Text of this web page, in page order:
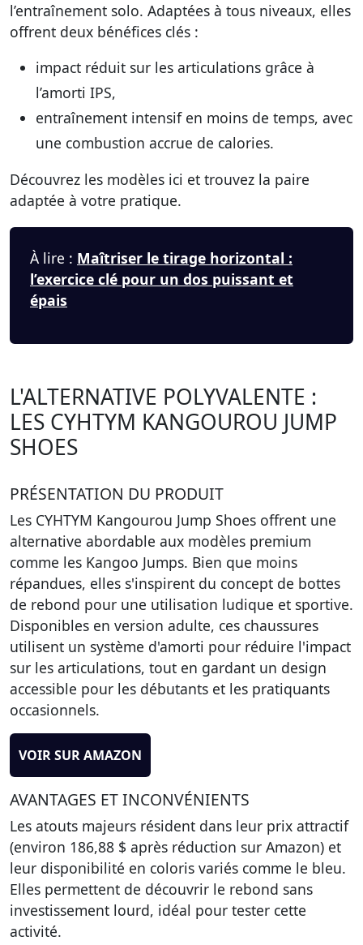
l’entraînement solo. Adaptées à tous niveaux, elles
offrent deux bénéfices clés :
impact réduit sur les articulations grâce à
l’amorti IPS,
entraînement intensif en moins de temps, avec
une combustion accrue de calories.
Découvrez les modèles ici et trouvez la paire
adaptée à votre pratique.
À lire : Maîtriser le tirage horizontal :
l’exercice clé pour un dos puissant et
épais
L'ALTERNATIVE POLYVALENTE :
LES CYHTYM KANGOUROU JUMP
SHOES
PRÉSENTATION DU PRODUIT
Les CYHTYM Kangourou Jump Shoes offrent une
alternative abordable aux modèles premium
comme les Kangoo Jumps. Bien que moins
répandues, elles s'inspirent du concept de bottes
de rebond pour une utilisation ludique et sportive.
Disponibles en version adulte, ces chaussures
utilisent un système d'amorti pour réduire l'impact
sur les articulations, tout en gardant un design
accessible pour les débutants et les pratiquants
occasionnels.
VOIR SUR AMAZON
AVANTAGES ET INCONVÉNIENTS
Les atouts majeurs résident dans leur prix attractif
(environ 186,88 $ après réduction sur Amazon) et
leur disponibilité en coloris variés comme le bleu.
Elles permettent de découvrir le rebond sans
investissement lourd, idéal pour tester cette
activité.